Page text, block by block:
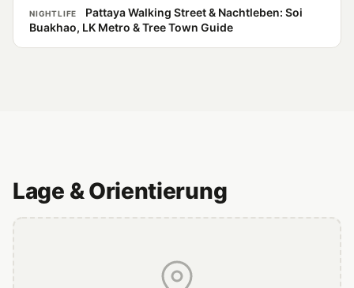
NIGHTLIFE
Pattaya Walking Street & Nachtleben: Soi
Buakhao, LK Metro & Tree Town Guide
Lage & Orientierung